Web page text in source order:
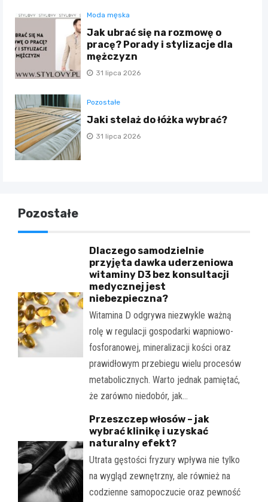
Moda męska
Jak ubrać się na rozmowę o
pracę? Porady i stylizacje dla
mężczyzn
31 lipca 2026
Pozostałe
Jaki stelaż do łóżka wybrać?
31 lipca 2026
Pozostałe
Dlaczego samodzielnie
przyjęta dawka uderzeniowa
witaminy D3 bez konsultacji
medycznej jest
niebezpieczna?
Witamina D odgrywa niezwykle ważną
rolę w regulacji gospodarki wapniowo-
fosforanowej, mineralizacji kości oraz
prawidłowym przebiegu wielu procesów
metabolicznych. Warto jednak pamiętać,
że zarówno niedobór, jak…
Przeszczep włosów – jak
wybrać klinikę i uzyskać
naturalny efekt?
Utrata gęstości fryzury wpływa nie tylko
na wygląd zewnętrzny, ale również na
codzienne samopoczucie oraz pewność